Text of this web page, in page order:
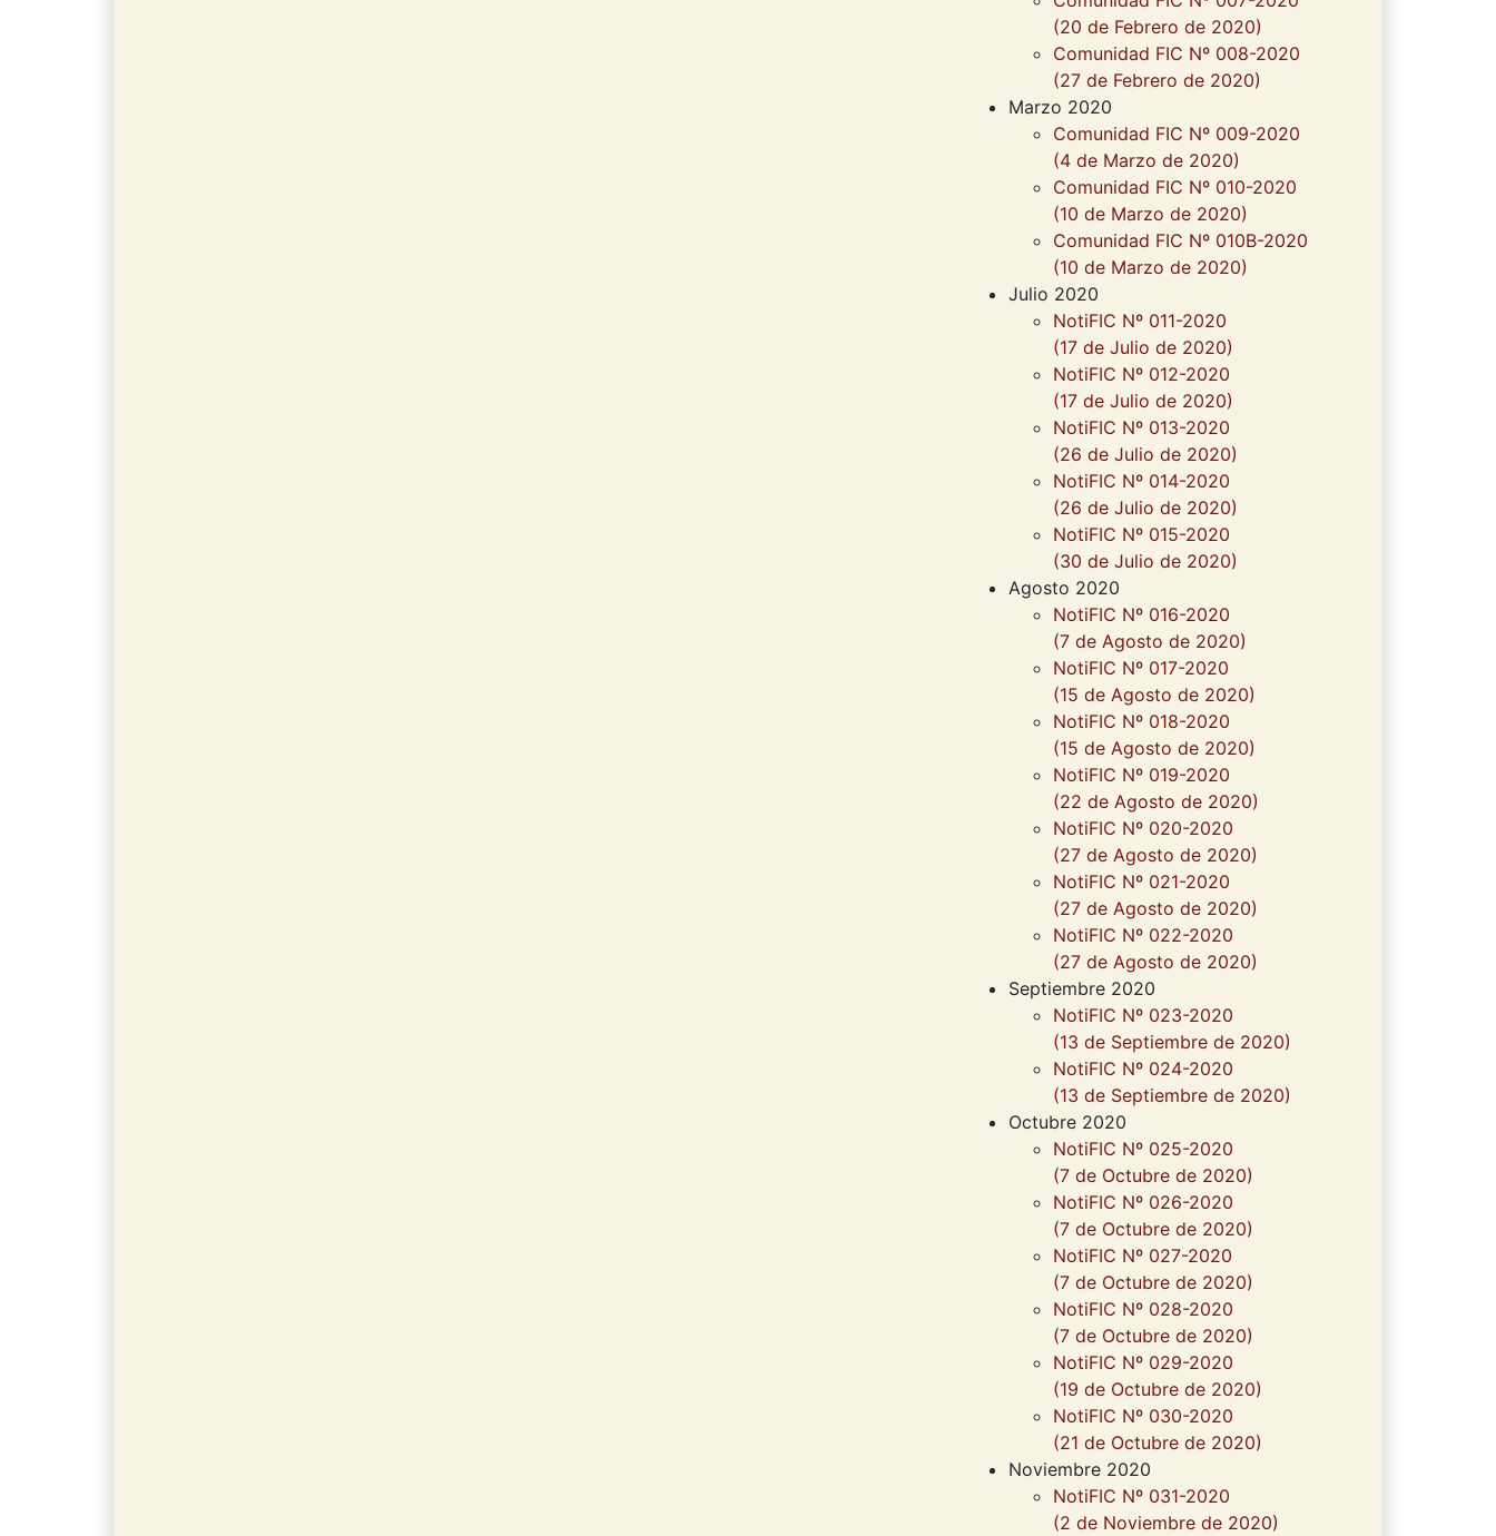
(20 de Febrero de 2020)
Comunidad FIC Nº 008-2020
(27 de Febrero de 2020)
Marzo 2020
Comunidad FIC Nº 009-2020
(4 de Marzo de 2020)
Comunidad FIC Nº 010-2020
(10 de Marzo de 2020)
Comunidad FIC Nº 010B-2020
(10 de Marzo de 2020)
Julio 2020
NotiFIC Nº 011-2020
(17 de Julio de 2020)
NotiFIC Nº 012-2020
(17 de Julio de 2020)
NotiFIC Nº 013-2020
(26 de Julio de 2020)
NotiFIC Nº 014-2020
(26 de Julio de 2020)
NotiFIC Nº 015-2020
(30 de Julio de 2020)
Agosto 2020
NotiFIC Nº 016-2020
(7 de Agosto de 2020)
NotiFIC Nº 017-2020
(15 de Agosto de 2020)
NotiFIC Nº 018-2020
(15 de Agosto de 2020)
NotiFIC Nº 019-2020
(22 de Agosto de 2020)
NotiFIC Nº 020-2020
(27 de Agosto de 2020)
NotiFIC Nº 021-2020
(27 de Agosto de 2020)
NotiFIC Nº 022-2020
(27 de Agosto de 2020)
Septiembre 2020
NotiFIC Nº 023-2020
(13 de Septiembre de 2020)
NotiFIC Nº 024-2020
(13 de Septiembre de 2020)
Octubre 2020
NotiFIC Nº 025-2020
(7 de Octubre de 2020)
NotiFIC Nº 026-2020
(7 de Octubre de 2020)
NotiFIC Nº 027-2020
(7 de Octubre de 2020)
NotiFIC Nº 028-2020
(7 de Octubre de 2020)
NotiFIC Nº 029-2020
(19 de Octubre de 2020)
NotiFIC Nº 030-2020
(21 de Octubre de 2020)
Noviembre 2020
NotiFIC Nº 031-2020
(2 de Noviembre de 2020)